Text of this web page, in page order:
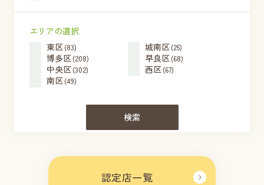
認定店一覧
エリアの選択
東区(83) 城南区(25)
博多区(208) 早良区(68)
中央区(302) 西区(67)
南区(49)
検索